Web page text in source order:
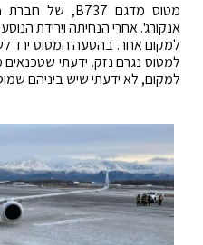
אנקורג'. אחרי הנחיתה וירידת
למקום אחר. בהסעה המטוס ירד
למטוס נגרם נזק. ידעתי
למקום, לא ידעתי שיש ביניהם